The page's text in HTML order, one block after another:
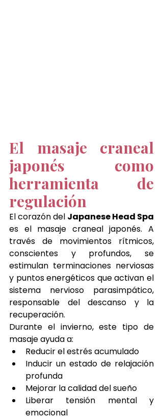
El masaje craneal
japonés como
herramienta de
regulación
El corazón del
es el masaje craneal japonés. A
través de movimientos rítmicos,
conscientes y profundos, se
estimulan terminaciones nerviosas
y puntos energéticos que activan el
sistema nervioso parasimpático,
responsable del descanso y la
recuperación.
Durante el invierno, este tipo de
masaje ayuda a:
Reducir el estrés acumulado
Inducir un estado de relajación
profunda
Mejorar la calidad del sueño
Liberar tensión mental y
emocional